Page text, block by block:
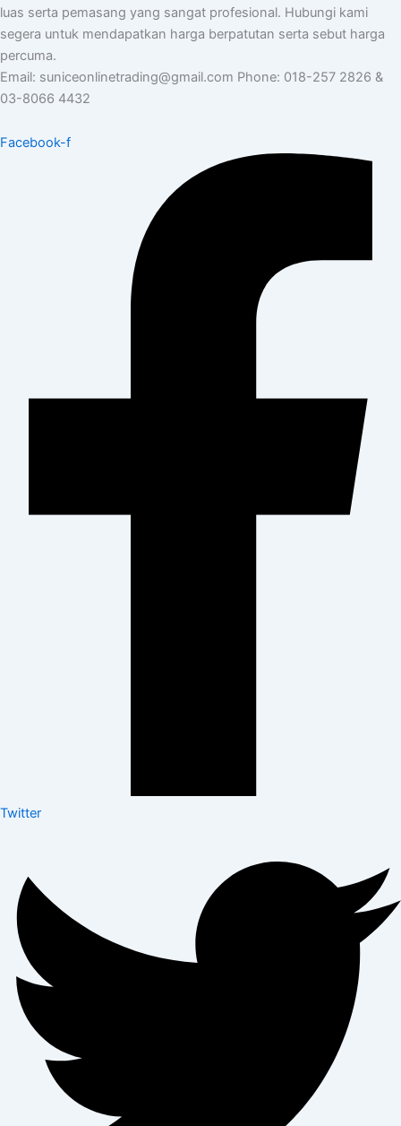
luas serta pemasang yang sangat profesional. Hubungi kami
segera untuk mendapatkan harga berpatutan serta sebut harga
percuma.
Email: suniceonlinetrading@gmail.com Phone: 018-257 2826 &
03-8066 4432
Facebook-f
Twitter